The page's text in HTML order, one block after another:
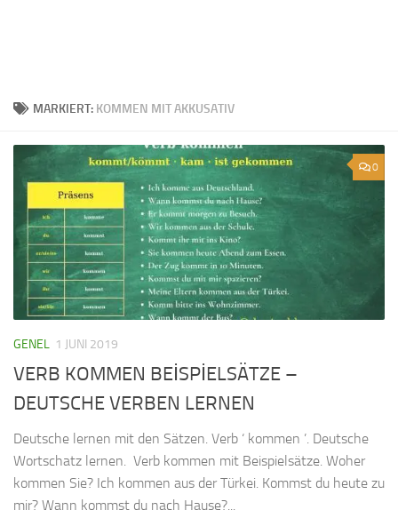
MARKIERT: KOMMEN MIT AKKUSATIV
0
GENEL 1 JUNI 2019
VERB KOMMEN BEİSPİELSÄTZE –
DEUTSCHE VERBEN LERNEN
Deutsche lernen mit den Sätzen. Verb ‘ kommen ’. Deutsche
Wortschatz lernen. Verb kommen mit Beispielsätze. Woher
kommen Sie? Ich kommen aus der Türkei. Kommst du heute zu
mir? Wann kommst du nach Hause?...